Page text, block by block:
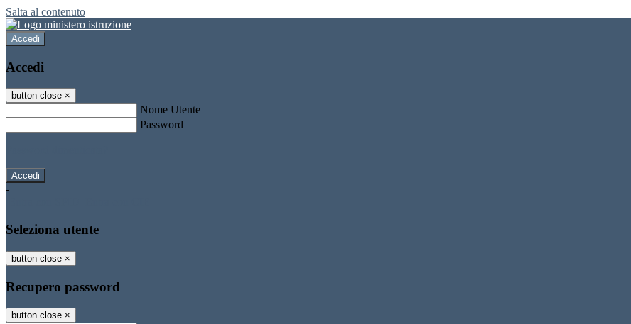
Salta al contenuto
Accedi
Accedi
button close ×
Nome Utente
Password
-
Seleziona utente
button close ×
Recupero password
button close ×